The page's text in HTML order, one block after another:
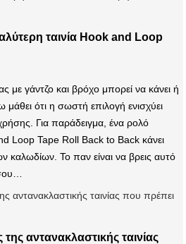
ταινία Hook and Loop
με γάντζο και βρόχο μπορεί να κάνει ή
ότι η σωστή επιλογή ενισχύει
Για παράδειγμα, ένα ρολό
Loop Tape Roll Back to Back κάνει
Το παν είναι να βρεις αυτό
αντανακλαστικής ταινίας